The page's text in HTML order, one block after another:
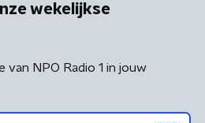
wekelijkse
van NPO Radio 1 in jouw